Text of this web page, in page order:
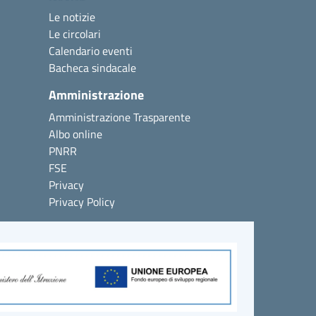
Le notizie
Le circolari
Calendario eventi
Bacheca sindacale
Amministrazione
Amministrazione Trasparente
Albo online
PNRR
FSE
Privacy
Privacy Policy